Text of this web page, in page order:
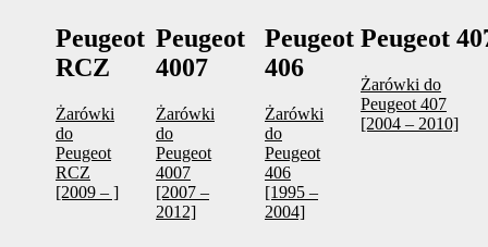
Peugeot
RCZ
Żarówki
do
Peugeot
RCZ
[2009 – ]
Peugeot
4007
Żarówki
do
Peugeot
4007
[2007 –
2012]
Peugeot
406
Żarówki
do
Peugeot
406
[1995 –
2004]
Peugeot
Żarówki do
Peugeot 407
[2004 – 2010]